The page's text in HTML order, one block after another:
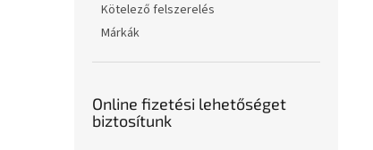
Kötelező felszerelés
Márkák
Online fizetési lehetőséget
biztosítunk